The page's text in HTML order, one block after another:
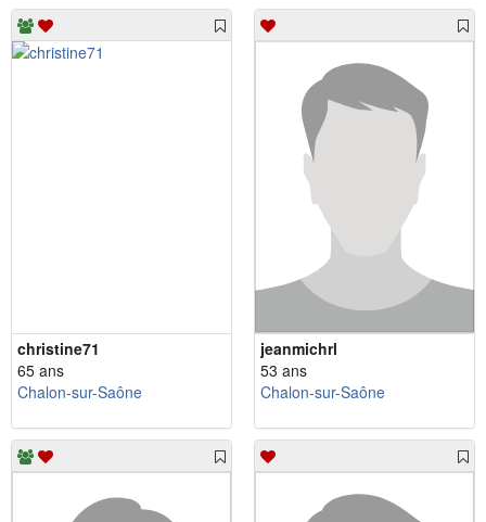
christine71
65 ans
Chalon-sur-Saône
jeanmichrl
53 ans
Chalon-sur-Saône